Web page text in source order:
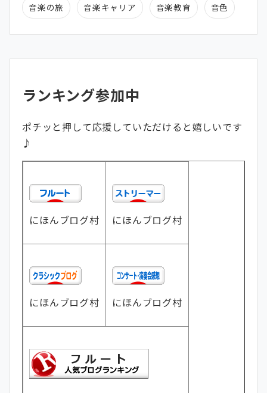
音楽の旅 音楽キャリア 音楽教育 音色
ランキング参加中
ポチッと押して応援していただけると嬉しいです
♪
にほんブログ村 にほんブログ村
にほんブログ村 にほんブログ村